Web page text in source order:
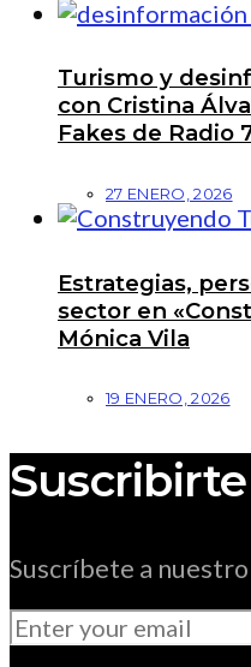
Turismo y
con Cristina
Fakes de Radio
27 ENERO, 2026
Estrategias,
sector en
Mónica Vila
19 ENERO, 2026
Suscribirte
Suscríbete a